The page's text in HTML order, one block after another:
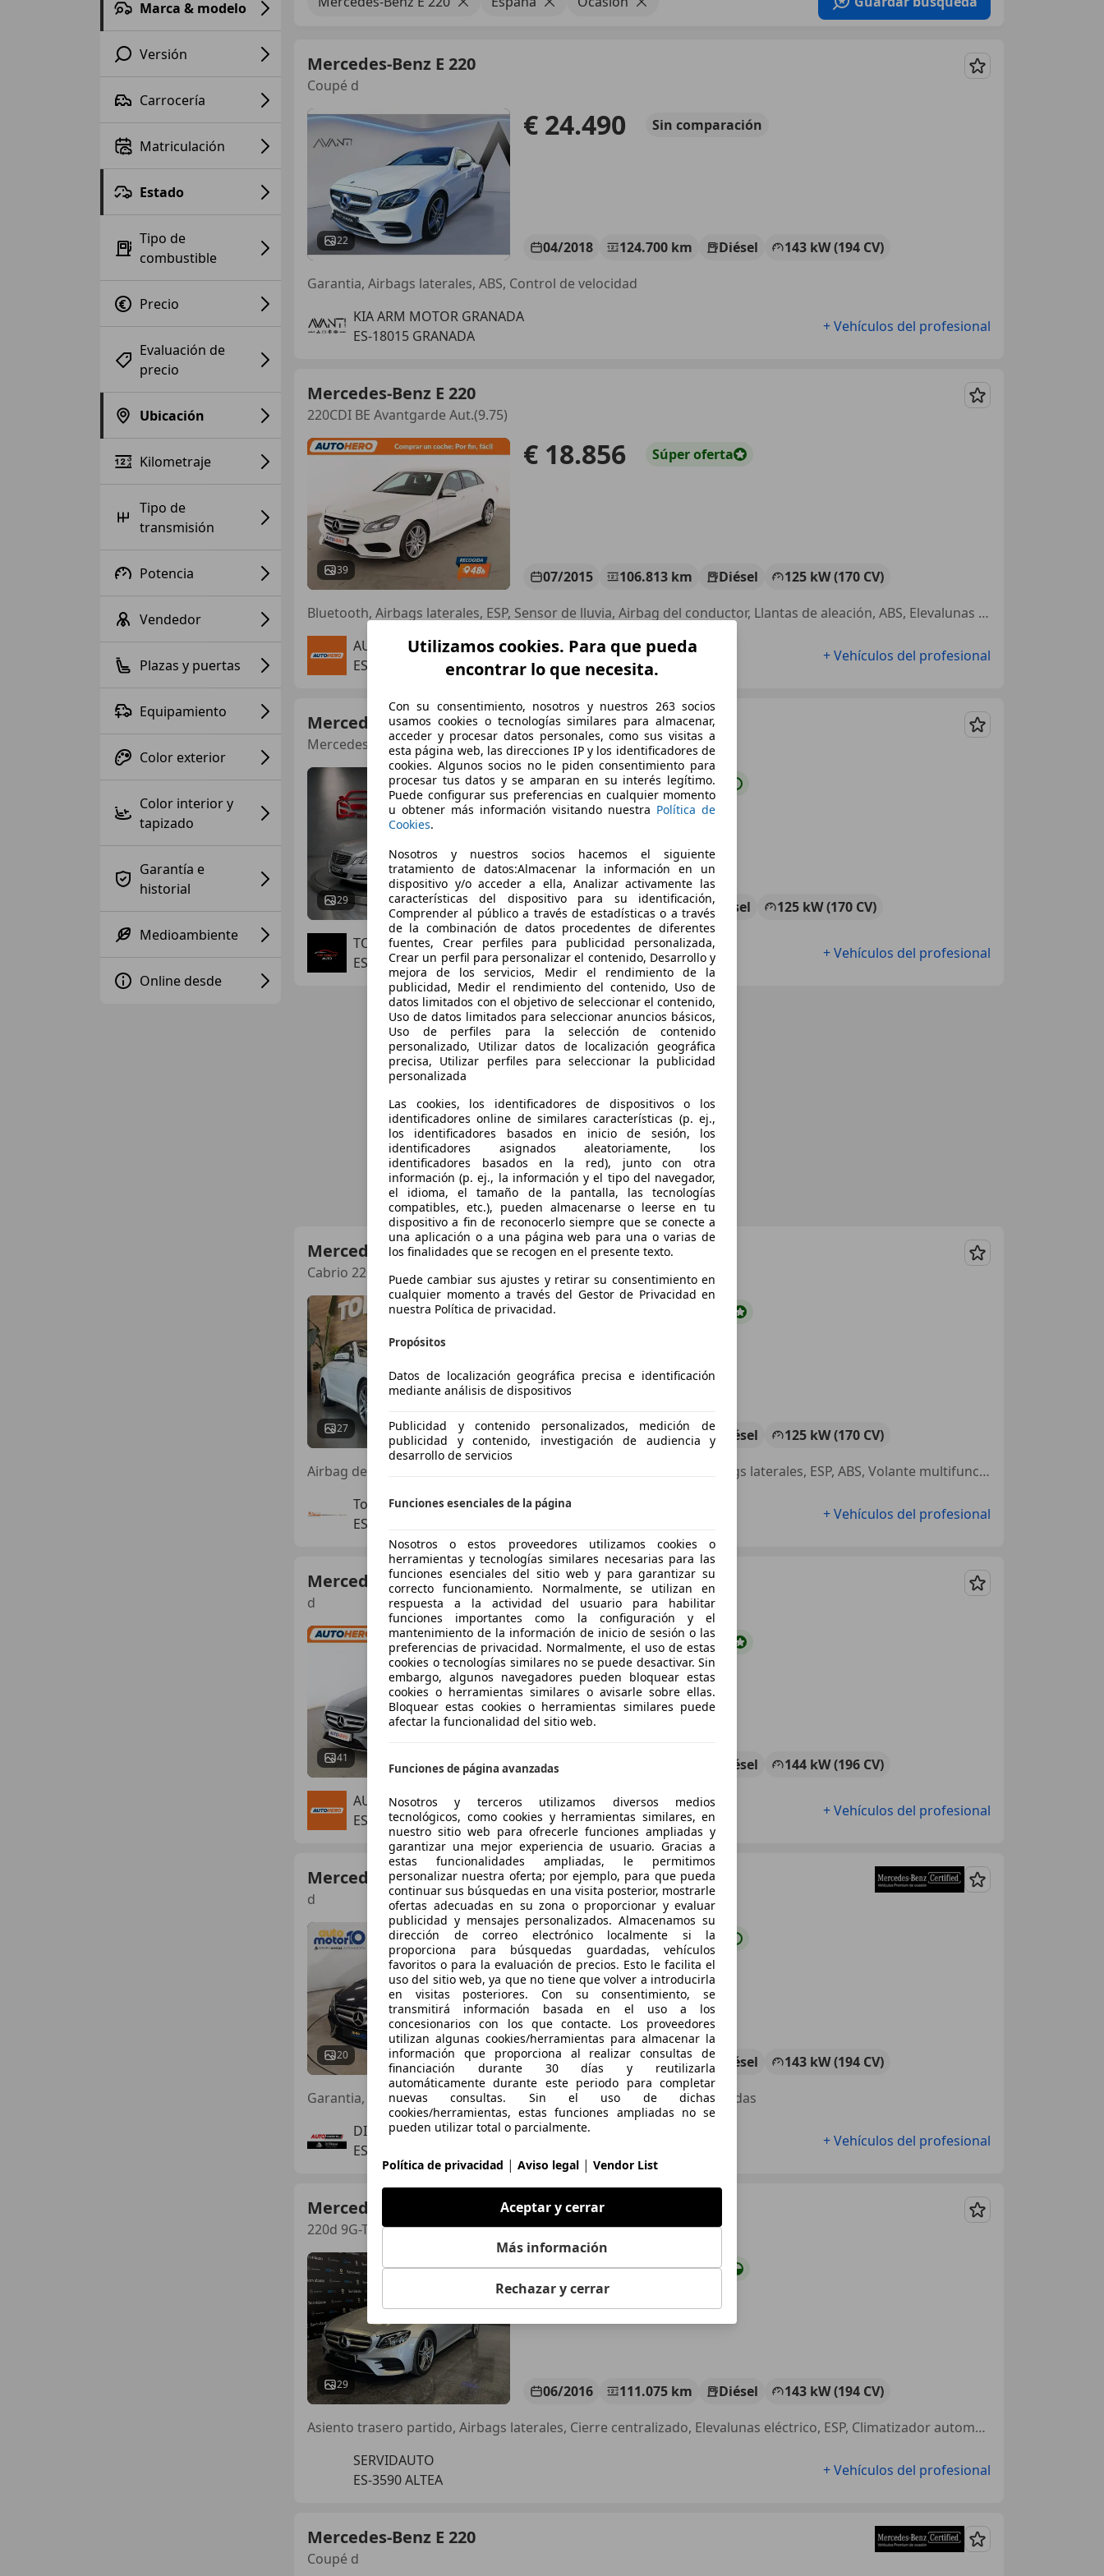
Marca & modelo
Versión
Carrocería
Matriculación
Estado
Tipo de
combustible
Precio
Evaluación de
precio
Ubicación
Kilometraje
Tipo de
transmisión
Potencia
Vendedor
Plazas y puertas
Equipamiento
Color exterior
Color interior y
tapizado
Garantía e
historial
Medioambiente
Online desde
Mercedes-Benz E 220
Coupé d
Guardar
22
€ 24.490 Sin comparación
04/2018 124.700 km Diésel
143 kW (194 CV)
Garantia, Airbags laterales, ABS, Control de velocidad
KIA ARM MOTOR GRANADA
ES-18015 GRANADA
+ Vehículos del profesional
Mercedes-Benz E 220
220CDI BE Avantgarde Aut.(9.75)
Guardar
39
€ 18.856 Súperoferta
07/2015 106.813 km Diésel
125 kW (170 CV)
Bluetooth, Airbags laterales, ESP, Sensor de lluvia, Airbag del conductor, Llantas de aleación, ABS, Elevalunas eléctrico
AUTOHERO BARCELONA
ES-08903 SANT ADRIÀ DE BESÒS
+ Vehículos del profesional
Mercedes-Benz E 220
Mercedes CDI Blue Efficiency Elegance
Guardar
29
€ 17.900 Precio justo
01/2012 51.000 km Diésel
125 kW (170 CV)
TOP QUALITY AUTO
ES-03206 Elche
+ Vehículos del profesional
Mercedes-Benz E 220
Cabrio 220CDI BE Aut.
Guardar
27
€ 19.990
07/2015 168.000 km Diésel
125 kW (170 CV)
Airbag del conductor, Sensor de lluvia, Asiento trasero partido, Airbags laterales, ESP, ABS, Volante multifunción, Bluetooth
Top Car Concesionario en Vizcaya
ES-48960 Galdácano
+ Vehículos del profesional
Mercedes-Benz E 220
d
Guardar
41
€ 21.428 Súperoferta
01/2017 Diésel
144 kW (196 CV)
AUTOHERO CENTER MADRID
ES-28050 MADRID
+ Vehículos del profesional
Mercedes-Benz E 220
d
Guardar
20
€ 24.057 Precio justo
01/2018 182.776 km Diésel
143 kW (194 CV)
Garantia, ABS, Control de velocidad, Airbags laterales, Ventanas tintadas
DITRAM AUTOMOCION MERCEDES-BENZ
ES-27192 LUGO
+ Vehículos del profesional
Mercedes-Benz E 220
220d 9G-Tronic 194
Guardar
29
€ 24.499 Buenprecio
06/2016 111.075 km Diésel
143 kW (194 CV)
Asiento trasero partido, Airbags laterales, Cierre centralizado, Elevalunas eléctrico, ESP, Climatizador automático, ABS, Control de tracción
SERVIDAUTO
ES-3590 ALTEA
+ Vehículos del profesional
Mercedes-Benz E 220
Coupé d
Guardar
Utilizamos cookies. Para que pueda
encontrar lo que necesita.
Con su consentimiento, nosotros y nuestros 263 socios
usamos cookies o tecnologías similares para almacenar,
acceder y procesar datos personales, como sus visitas a
esta página web, las direcciones IP y los identificadores de
cookies. Algunos socios no le piden consentimiento para
procesar tus datos y se amparan en su interés legítimo.
Puede configurar sus preferencias en cualquier momento
u obtener más información visitando nuestra Política de
Cookies.
Nosotros y nuestros socios hacemos el siguiente
tratamiento de datos:Almacenar la información en un
dispositivo y/o acceder a ella, Analizar activamente las
características del dispositivo para su identificación,
Comprender al público a través de estadísticas o a través
de la combinación de datos procedentes de diferentes
fuentes, Crear perfiles para publicidad personalizada,
Crear un perfil para personalizar el contenido, Desarrollo y
mejora de los servicios, Medir el rendimiento de la
publicidad, Medir el rendimiento del contenido, Uso de
datos limitados con el objetivo de seleccionar el contenido,
Uso de datos limitados para seleccionar anuncios básicos,
Uso de perfiles para la selección de contenido
personalizado, Utilizar datos de localización geográfica
precisa, Utilizar perfiles para seleccionar la publicidad
personalizada
Las cookies, los identificadores de dispositivos o los
identificadores online de similares características (p. ej.,
los identificadores basados en inicio de sesión, los
identificadores asignados aleatoriamente, los
identificadores basados en la red), junto con otra
información (p. ej., la información y el tipo del navegador,
el idioma, el tamaño de la pantalla, las tecnologías
compatibles, etc.), pueden almacenarse o leerse en tu
dispositivo a fin de reconocerlo siempre que se conecte a
una aplicación o a una página web para una o varias de
los finalidades que se recogen en el presente texto.
Puede cambiar sus ajustes y retirar su consentimiento en
cualquier momento a través del Gestor de Privacidad en
nuestra Política de privacidad.
Propósitos
Datos de localización geográfica precisa e identificación
mediante análisis de dispositivos
Publicidad y contenido personalizados, medición de
publicidad y contenido, investigación de audiencia y
desarrollo de servicios
Funciones esenciales de la página
Nosotros o estos proveedores utilizamos cookies o
herramientas y tecnologías similares necesarias para las
funciones esenciales del sitio web y para garantizar su
correcto funcionamiento. Normalmente, se utilizan en
respuesta a la actividad del usuario para habilitar
funciones importantes como la configuración y el
mantenimiento de la información de inicio de sesión o las
preferencias de privacidad. Normalmente, el uso de estas
cookies o tecnologías similares no se puede desactivar. Sin
embargo, algunos navegadores pueden bloquear estas
cookies o herramientas similares o avisarle sobre ellas.
Bloquear estas cookies o herramientas similares puede
afectar la funcionalidad del sitio web.
Funciones de página avanzadas
Nosotros y terceros utilizamos diversos medios
tecnológicos, como cookies y herramientas similares, en
nuestro sitio web para ofrecerle funciones ampliadas y
garantizar una mejor experiencia de usuario. Gracias a
estas funcionalidades ampliadas, le permitimos
personalizar nuestra oferta; por ejemplo, para que pueda
continuar sus búsquedas en una visita posterior, mostrarle
ofertas adecuadas en su zona o proporcionar y evaluar
publicidad y mensajes personalizados. Almacenamos su
dirección de correo electrónico localmente si la
proporciona para búsquedas guardadas, vehículos
favoritos o para la evaluación de precios. Esto le facilita el
uso del sitio web, ya que no tiene que volver a introducirla
en visitas posteriores. Con su consentimiento, se
transmitirá información basada en el uso a los
concesionarios con los que contacte. Los proveedores
utilizan algunas cookies/herramientas para almacenar la
información que proporciona al realizar consultas de
financiación durante 30 días y reutilizarla
automáticamente durante este periodo para completar
nuevas consultas. Sin el uso de dichas
cookies/herramientas, estas funciones ampliadas no se
pueden utilizar total o parcialmente.
Política de privacidad | Aviso legal | Vendor List
Aceptar y cerrar
Más información
Rechazar y cerrar